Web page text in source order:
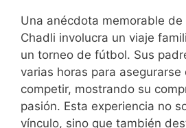
Una anécdota memorable
Chadli involucra un viaje
un torneo de fútbol. Sus
varias horas para asegurarse
competir, mostrando su
pasión. Esta experiencia no
vínculo, sino que también